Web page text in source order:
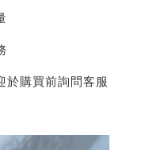
於購買前詢問客服